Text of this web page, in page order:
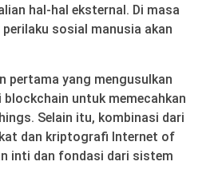
hal-hal eksternal. Di masa
sosial manusia akan
pertama yang mengusulkan
untuk memecahkan
Selain itu, kombinasi dari
dan kriptografi Internet of
inti dan fondasi dari sistem